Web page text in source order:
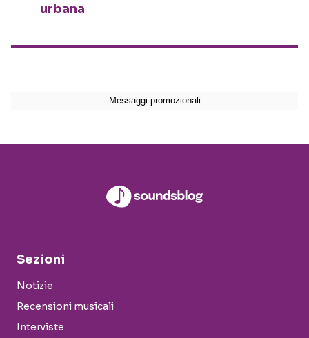
urbana
Sezioni
Notizie
Recensioni musicali
Interviste